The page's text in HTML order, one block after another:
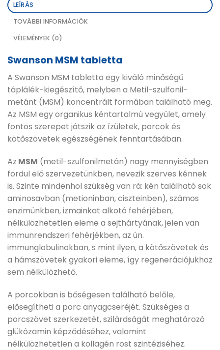
LEÍRÁS
TOVÁBBI INFORMÁCIÓK
VÉLEMÉNYEK (0)
Swanson MSM tabletta
A Swanson MSM tabletta egy kiváló minőségű
táplálék-kiegészítő, melyben a Metil-szulfonil-
metánt (MSM) koncentrált formában található meg.
Az MSM egy organikus kéntartalmú vegyület, amely
fontos szerepet játszik az ízületek, porcok és
kötőszövetek egészségének fenntartásában.
Az MSM (metil-szulfonilmetán) nagy mennyiségben
fordul elő szervezetünkben, nevezik szerves kénnek
is. Szinte mindenhol szükség van rá: kén található sok
aminosavban (metioninban, ciszteinben), számos
enzimünkben, izmainkat alkotó fehérjében,
nélkülözhetetlen eleme a sejthártyának, jelen van
immunrendszeri fehérjékben, az ún.
immunglobulinokban, s mint ilyen, a kötőszövetek és
a hámszövetek gyakori eleme, így regenerációjukhoz
sem nélkülözhető.
A porcokban is bőségesen található belőle,
elősegítheti a porc anyagcseréjét. Szükséges a
porcszövet szerkezetét, szilárdságát meghatározó
glükózamin képződéséhez, valamint
nélkülözhetetlen a kollagén rost szintéziséhez.